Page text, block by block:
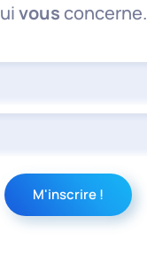
vousconcerne.